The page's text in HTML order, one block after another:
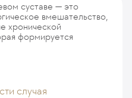
суставе — это
вмешательство,
хронической
формируется
случая